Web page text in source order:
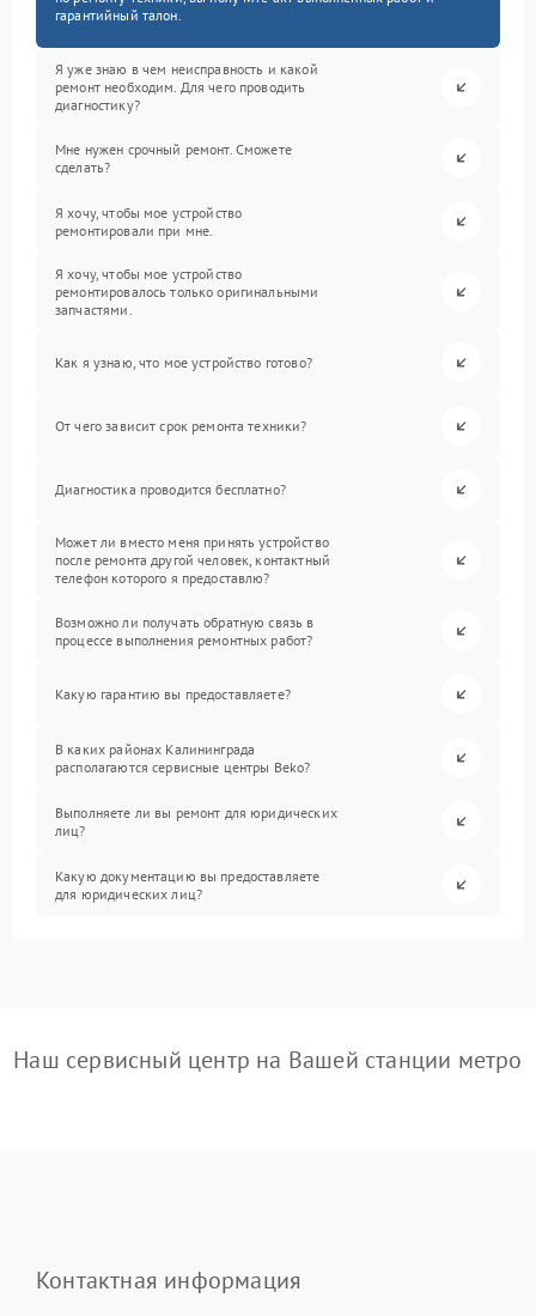
гарантийный талон.
Я уже знаю в чем неисправность и какой
ремонт необходим. Для чего проводить
диагностику?
Мне нужен срочный ремонт. Сможете
сделать?
Я хочу, чтобы мое устройство
ремонтировали при мне.
Я хочу, чтобы мое устройство
ремонтировалось только оригинальными
запчастями.
Как я узнаю, что мое устройство готово?
От чего зависит срок ремонта техники?
Диагностика проводится бесплатно?
Может ли вместо меня принять устройство
после ремонта другой человек, контактный
телефон которого я предоставлю?
Возможно ли получать обратную связь в
процессе выполнения ремонтных работ?
Какую гарантию вы предоставляете?
В каких районах Калининграда
располагаются сервисные центры Beko?
Выполняете ли вы ремонт для юридических
лиц?
Какую документацию вы предоставляете
для юридических лиц?
Наш сервисный центр на Вашей станции метро
Контактная информация